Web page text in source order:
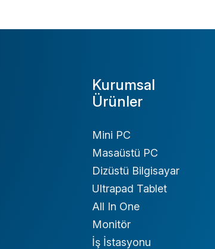
Kurumsal
Ürünler
Mini PC
Masaüstü PC
Dizüstü Bilgisayar
Ultrapad Tablet
All In One
Monitör
İş İstasyonu